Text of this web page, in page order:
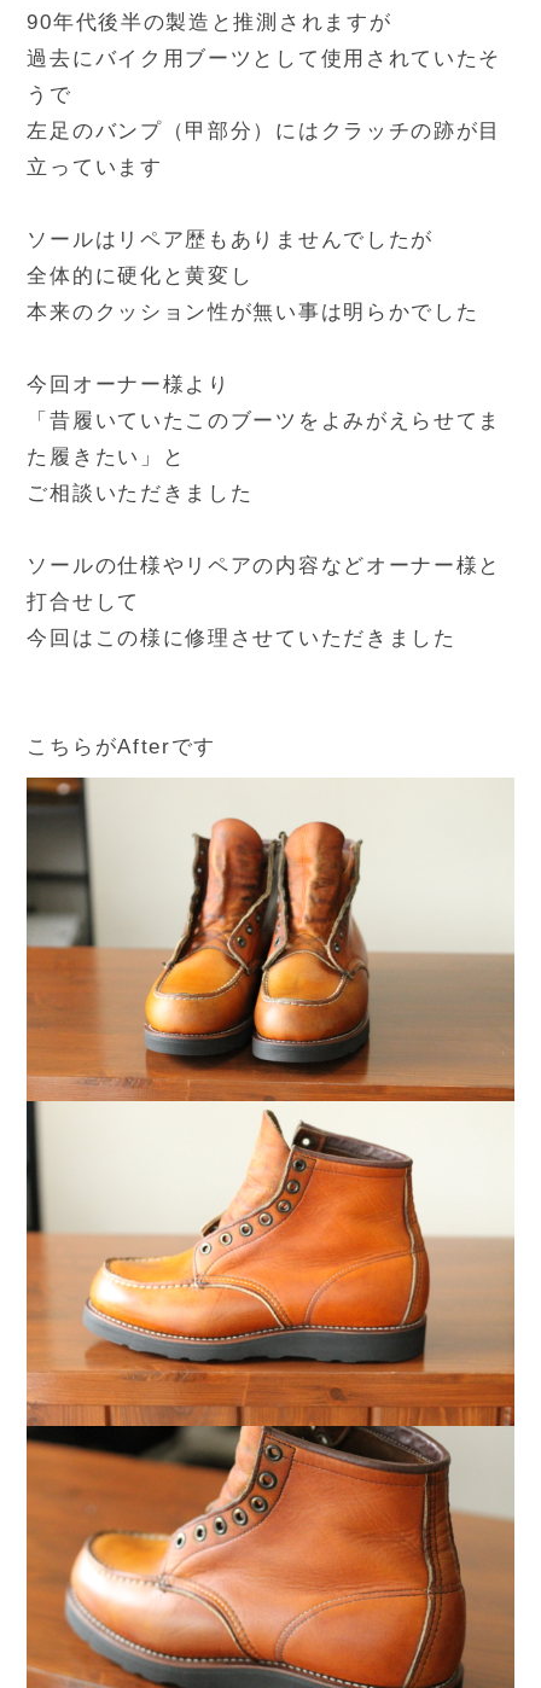
90年代後半の製造と推測されますが
過去にバイク用ブーツとして使用されていたそ
うで
左足のバンプ（甲部分）にはクラッチの跡が目
立っています
ソールはリペア歴もありませんでしたが
全体的に硬化と黄変し
本来のクッション性が無い事は明らかでした
今回オーナー様より
「昔履いていたこのブーツをよみがえらせてま
た履きたい」と
ご相談いただきました
ソールの仕様やリペアの内容などオーナー様と
打合せして
今回はこの様に修理させていただきました
こちらがAfterです